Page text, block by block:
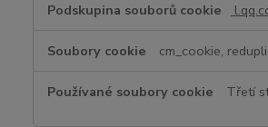
cm_cookie,
Třetí